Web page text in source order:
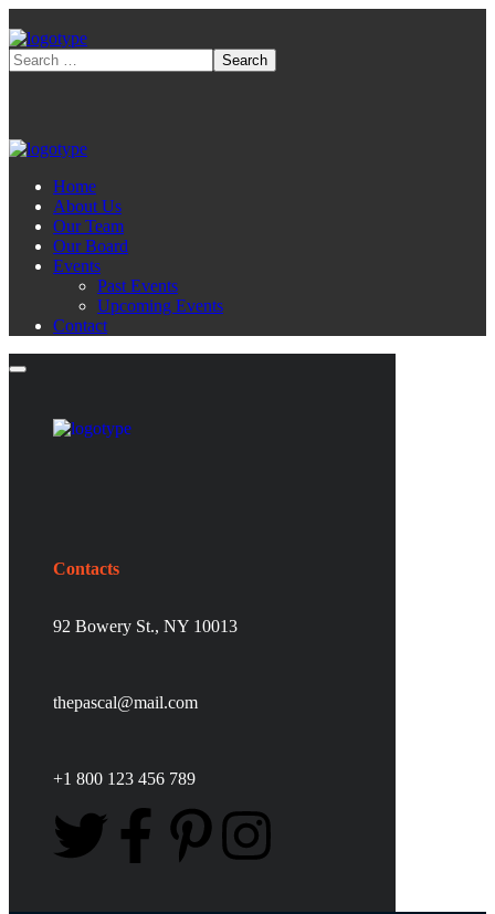
Home
About Us
Our Team
Our Board
Events
Past Events
Upcoming Events
Contact
Contacts
92 Bowery St., NY 10013
thepascal@mail.com
+1 800 123 456 789